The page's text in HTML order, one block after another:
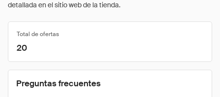
detallada en el sitio web de la tienda.
Total de ofertas
20
Preguntas frecuentes